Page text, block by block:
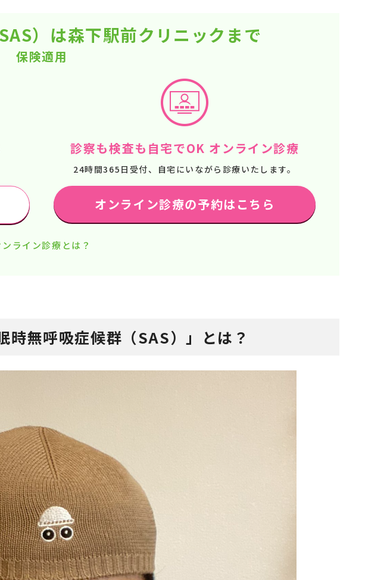
）は森下駅前クリニックまで
保険適用
診察も検査も自宅でOK オンライン診療
24時間365日受付、自宅にいながら診療いたします。
オンライン診療の予約はこちら
ンライン診療とは？
時無呼吸症候群（SAS）」とは？